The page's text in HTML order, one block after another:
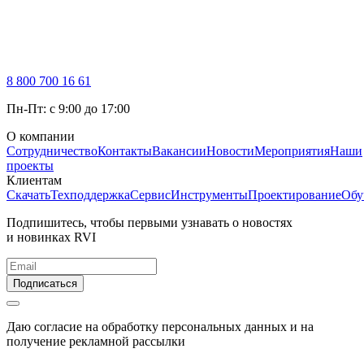
8 800 700 16 61
Пн-Пт: с 9:00 до 17:00
О компании
СотрудничествоКонтактыВакансииНовостиМероприятияНаши
проекты
Клиентам
СкачатьТехподдержкаСервисИнструментыПроектирование
Подпишитесь, чтобы первыми узнавать о новостях
и новинках RVI
Подписаться
Даю согласие на обработку персональных данных и на
получение рекламной рассылки